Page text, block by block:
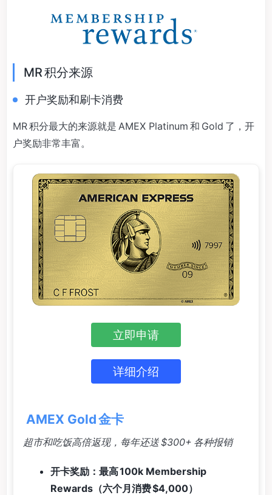
MR 积分来源
开户奖励和刷卡消费
MR 积分最大的来源就是 AMEX Platinum 和 Gold 了，开
户奖励非常丰富。
立即申请
详细介绍
AMEX Gold 金卡
超市和吃饭高倍返现，每年还送 $300+ 各种报销
开卡奖励：最高 100k Membership
Rewards（六个月消费 $4,000）